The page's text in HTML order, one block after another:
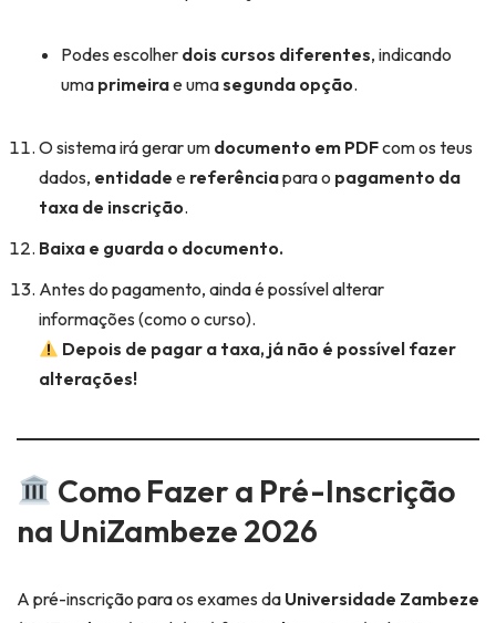
Podes escolher dois cursos diferentes, indicando
uma primeirae umasegunda opção.
O sistema irá gerar um documento em PDFcom os teus
dados, entidade e referênciapara o pagamento da
taxa de inscrição.
Baixa e guarda o documento.
Antes do pagamento, ainda é possível alterar
informações (como o curso).
Depois de pagar a taxa, já não é possível fazer
alterações!
Como Fazer a Pré-Inscrição
na UniZambeze 2026
A pré-inscrição para os exames da Universidade Zambeze